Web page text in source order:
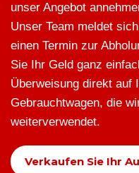
unser Angebot
Unser Team meldet
einen Termin zur
Sie Ihr Geld ganz
Überweisung direkt auf
Gebrauchtwagen, die
weiterverwendet.
Verkaufen Sie Ihr